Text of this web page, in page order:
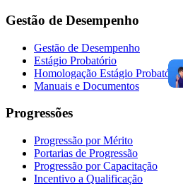
Gestão de Desempenho
Gestão de Desempenho
Estágio Probatório
Homologação Estágio Probatório
Manuais e Documentos
Progressões
Progressão por Mérito
Portarias de Progressão
Progressão por Capacitação
Incentivo a Qualificação